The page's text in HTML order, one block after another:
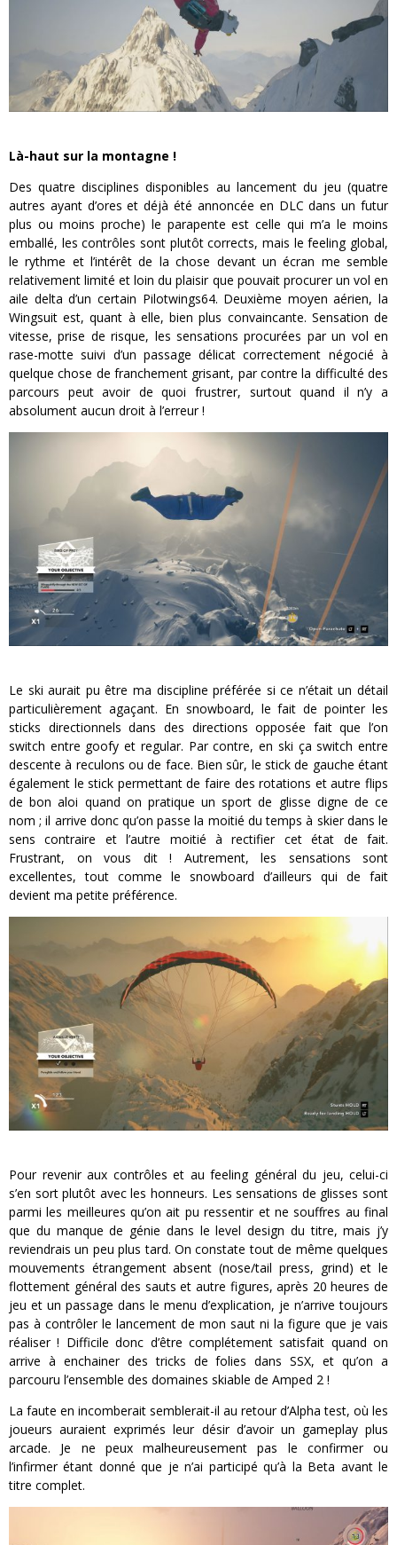
Là-haut sur la montagne !
Des quatre disciplines disponibles au lancement du jeu (quatre
autres ayant d’ores et déjà été annoncée en DLC dans un futur
plus ou moins proche) le parapente est celle qui m’a le moins
emballé, les contrôles sont plutôt corrects, mais le feeling global,
le rythme et l’intérêt de la chose devant un écran me semble
relativement limité et loin du plaisir que pouvait procurer un vol en
aile delta d’un certain Pilotwings64. Deuxième moyen aérien, la
Wingsuit est, quant à elle, bien plus convaincante. Sensation de
vitesse, prise de risque, les sensations procurées par un vol en
rase-motte suivi d’un passage délicat correctement négocié à
quelque chose de franchement grisant, par contre la difficulté des
parcours peut avoir de quoi frustrer, surtout quand il n’y a
absolument aucun droit à l’erreur !
Le ski aurait pu être ma discipline préférée si ce n’était un détail
particulièrement agaçant. En snowboard, le fait de pointer les
sticks directionnels dans des directions opposée fait que l’on
switch entre goofy et regular. Par contre, en ski ça switch entre
descente à reculons ou de face. Bien sûr, le stick de gauche étant
également le stick permettant de faire des rotations et autre flips
de bon aloi quand on pratique un sport de glisse digne de ce
nom ; il arrive donc qu’on passe la moitié du temps à skier dans le
sens contraire et l’autre moitié à rectifier cet état de fait.
Frustrant, on vous dit ! Autrement, les sensations sont
excellentes, tout comme le snowboard d’ailleurs qui de fait
devient ma petite préférence.
Pour revenir aux contrôles et au feeling général du jeu, celui-ci
s’en sort plutôt avec les honneurs. Les sensations de glisses sont
parmi les meilleures qu’on ait pu ressentir et ne souffres au final
que du manque de génie dans le level design du titre, mais j’y
reviendrais un peu plus tard. On constate tout de même quelques
mouvements étrangement absent (nose/tail press, grind) et le
flottement général des sauts et autre figures, après 20 heures de
jeu et un passage dans le menu d’explication, je n’arrive toujours
pas à contrôler le lancement de mon saut ni la figure que je vais
réaliser ! Difficile donc d’être complétement satisfait quand on
arrive à enchainer des tricks de folies dans SSX, et qu’on a
parcouru l’ensemble des domaines skiable de Amped 2 !
La faute en incomberait semblerait-il au retour d’Alpha test, où les
joueurs auraient exprimés leur désir d’avoir un gameplay plus
arcade. Je ne peux malheureusement pas le confirmer ou
l’infirmer étant donné que je n’ai participé qu’à la Beta avant le
titre complet.